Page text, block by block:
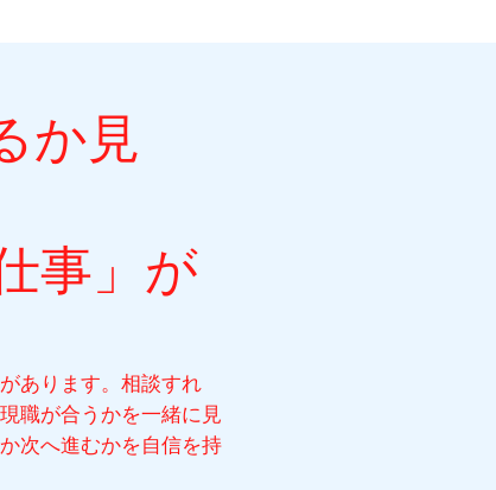
か見
あります。相談すれ
職が合うかを一緒に見
次へ進むかを自信を持
事」 が